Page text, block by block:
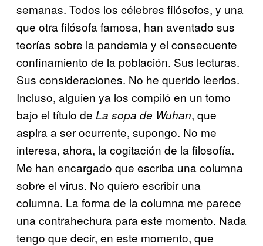
semanas. Todos los célebres filósofos, y una
que otra filósofa famosa, han aventado sus
teorías sobre la pandemia y el consecuente
confinamiento de la población. Sus lecturas.
Sus consideraciones. No he querido leerlos.
Incluso, alguien ya los compiló en un tomo
bajo el título de La sopa de Wuhan, que
aspira a ser ocurrente, supongo. No me
interesa, ahora, la cogitación de la filosofía.
Me han encargado que escriba una columna
sobre el virus. No quiero escribir una
columna. La forma de la columna me parece
una contrahechura para este momento. Nada
tengo que decir, en este momento, que